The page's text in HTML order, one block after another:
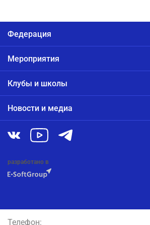
Федерация
Мероприятия
Клубы и школы
Новости и медиа
разработано в
Телефон: